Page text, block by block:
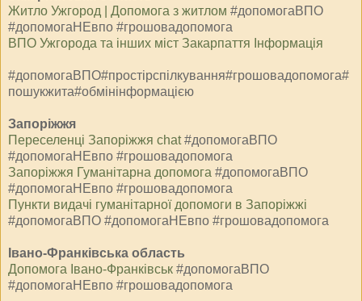
Житло Ужгород | Допомога з житлом #допомогаВПО
#допомогаНЕвпо #грошовадопомога
ВПО Ужгорода та інших міст Закарпаття Інформація
#допомогаВПО#простірспілкування#грошовадопомога#
пошукжита#обмінінформацією
Запоріжжя
Переселенці Запоріжжя chat#допомогаВПО
#допомогаНЕвпо #грошовадопомога
Запоріжжя Гуманітарна допомога #допомогаВПО
#допомогаНЕвпо #грошовадопомога
Пункти видачі гуманітарної допомоги в Запоріжжі
#допомогаВПО #допомогаНЕвпо #грошовадопомога
Івано-Франківська область
Допомога Івано-Франківськ #допомогаВПО
#допомогаНЕвпо #грошовадопомога